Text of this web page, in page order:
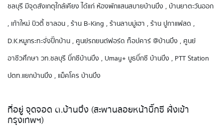
ชลบุรี มีจุดสังเกตุใกล้เคียง ได้แก่ ห้องพักแสนสบายบ้านบึง , บ้านยาตะวันออก
, เก้าใหม่ บิวตี้ ซาลอน , ร้าน B-King , ร้านลาบมู่เฮา , ร้าน ปูกาแฟสด ,
D.K.หมูกระทะจั่งปิ๊กบ้าน , ศูนย์รถยนต์ฟอร์ด ท็อปคาร์ @บ้านบึง , ศูนย์
อาชีวศึกษา วท.ชลบุรี บิ๊กซีบ้านบึง , Umay+ บูธบิ๊กซี บ้านบึง , PTT Station
ปตท.แยกบ้านบึง , แม็คโคร บ้านบึง
ที่อยู่ จุดจอด ต.บ้านบึง (สะพานลอยหน้าบิ๊กซี ฝั่งเข้า
กรุงเทพฯ)